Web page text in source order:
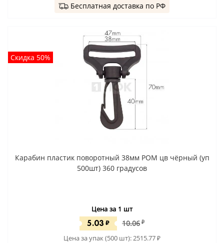
Бесплатная доставка по РФ
Скидка 50%
Карабин пластик поворотный 38мм POM цв чёрный (уп
500шт) 360 градусов
Цена за 1 шт
5.03 ₽ 10.06 ₽
Цена за упак (500 шт):2515.77₽